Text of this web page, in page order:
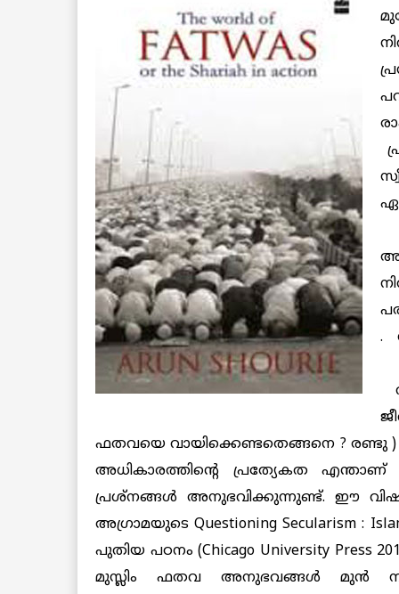
.
ഫതവയെ വായിക്കെണ്ടതെങ്ങനെ ? രണ്ടു
അധികാരത്തിന്റെ പ്രത്യേകത
പ്രശ്നങ്ങള്‍ അനുഭവിക്കുന്നുണ്ട്. ഈ
അഗ്രാമയുടെ Questioning Secularism :
പുതിയ പഠനം (Chicago University Press
മുസ്ലിം ഫതവ അനുഭവങ്ങള്‍ മുന്‍